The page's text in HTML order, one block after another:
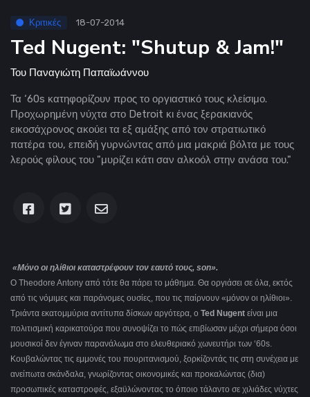
Κριτικές 18-07-2014
Ted Nugent: "Shutup & Jam!"
Του Παναγιώτη Παπαϊωάννου
Τα ‘60s κατηφορίζουν προς το οργιαστικό τους κλείσιμο.
Προχωρημένη νύχτα στο Detroit κι ένας ξερακιανός
εικοσάχρονος ακούει τα εξ αμάξης από τον στρατιωτικό
πατέρα του, επειδή γυρνώντας από μια μακριά βόλτα με τους
λερούς φίλους του "μυρίζει κάτι σαν αλκοόλ στην ανάσα του."
«Μόνο οι ηλίθιοι καταστρέφουν τον εαυτό τους, son».
O Theodore Antony από τότε θα πάρει το μάθημα. Θα οργιάσει σε όλα, εκτός
από τις νόμιμες και παράνομες ουσίες, που τις παίρνουν «μόνον οι ηλίθιοι».
Τριάντα εκατομμύρια αντίτυπα δίσκων αργότερα, ο Ted Nugent είναι μια
πολιτισμική καρικατούρα που συνοψίζει το πώς επιβίωσαν μέχρι σήμερα όσοι
μουσικοί δεν έγιναν παρανάλωμα στο ελευθεριακό χωνευτήρι των ‘60s.
Κουβαλώντας τις εμμονές του πουριτανισμού, ξορκίζοντάς τις στη συνέχεια με
ανείπωτα σκάνδαλα, γνωρίζοντας οικονομικές και προκαλώντας (δια)
προσωπικές καταστροφές, εξαϋλώνοντας το όποιο τάλαντο σε χιλιάδες νύχτες